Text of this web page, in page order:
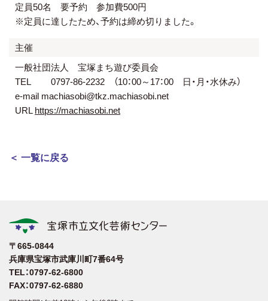
定員50名 要予約 参加費500円
※定員に達したため、予約は締め切りました。
主催
一般社団法人 宝塚まち遊び委員会
TEL 0797-86-2232 （10：00～17：00 日・月・水休み）
e-mail machiasobi@tkz.machiasobi.net
URL https://machiasobi.net
＜ 一覧に戻る
〒665-0844
兵庫県宝塚市武庫川町7番64号
TEL：0797-62-6800
FAX：0797-62-6880